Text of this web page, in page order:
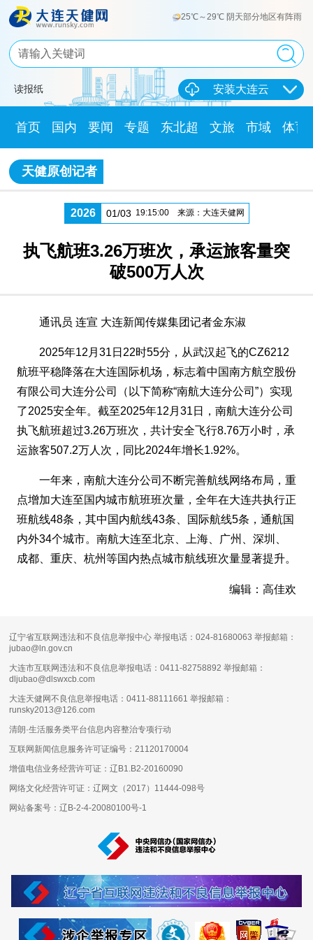
25℃～29℃ 阴天部分地区有阵雨
读报纸 安装大连云
首页 国内 要闻 专题 东北超 文旅 市域 体育
天健原创记者
2026 01/03 19:15:00 来源：大连天健网
执飞航班3.26万班次，承运旅客量突
破500万人次
通讯员 连宣 大连新闻传媒集团记者金东淑
2025年12月31日22时55分，从武汉起飞的CZ6212
航班平稳降落在大连国际机场，标志着中国南方航空股份
有限公司大连分公司（以下简称“南航大连分公司”）实现
了2025安全年。截至2025年12月31日，南航大连分公司
执飞航班超过3.26万班次，共计安全飞行8.76万小时，承
运旅客507.2万人次，同比2024年增长1.92%。
一年来，南航大连分公司不断完善航线网络布局，重
点增加大连至国内城市航班班次量，全年在大连共执行正
班航线48条，其中国内航线43条、国际航线5条，通航国
内外34个城市。南航大连至北京、上海、广州、深圳、
成都、重庆、杭州等国内热点城市航线班次量显著提升。
编辑：高佳欢
辽宁省互联网违法和不良信息举报中心 举报电话：024-81680063 举报邮箱：
jubao@ln.gov.cn
大连市互联网违法和不良信息举报电话：0411-82758892 举报邮箱：
dljubao@dlswxcb.com
大连天健网不良信息举报电话：0411-88111661 举报邮箱：
runsky2013@126.com
清朗·生活服务类平台信息内容整治专项行动
互联网新闻信息服务许可证编号：21120170004
增值电信业务经营许可证：辽B1.B2-20160090
网络文化经营许可证：辽网文（2017）11444-098号
网站备案号：辽B-2-4-20080100号-1